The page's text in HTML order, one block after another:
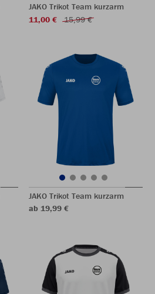
JAKO Trikot Team kurzarm
11,00 €
15,99 €
JAKO Trikot Team kurzarm
ab 19,99 €